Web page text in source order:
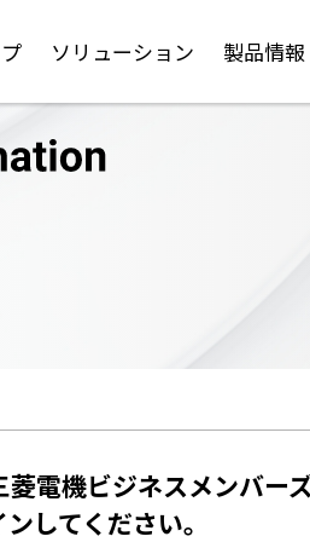
ソリューション 製品情報
菱電機ビジネスメンバー
してください。